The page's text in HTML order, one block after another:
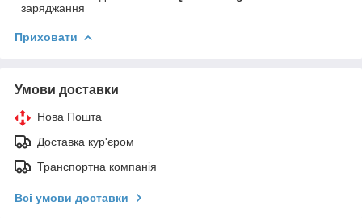
заряджання
Приховати
Умови доставки
Нова Пошта
Доставка кур'єром
Транспортна компанія
Всі умови доставки